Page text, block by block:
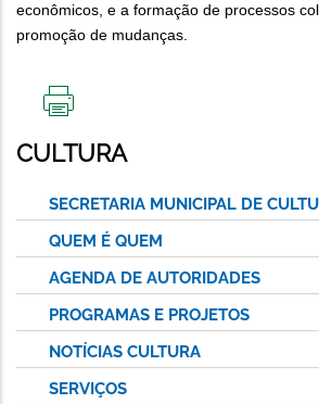
econômicos, e a formação de processos
promoção de mudanças.
ESTA
PÁGINA
CULTURA
SECRETARIA MUNICIPAL DE
QUEM É QUEM
AGENDA DE AUTORIDADES
PROGRAMAS E PROJETOS
NOTÍCIAS CULTURA
SERVIÇOS